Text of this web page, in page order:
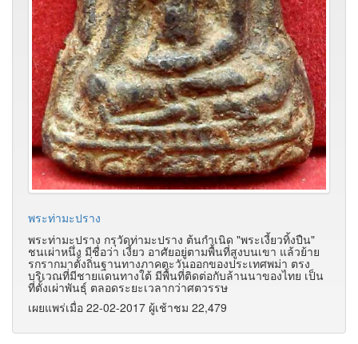
พระท่ามะปราง
พระท่ามะปราง กรุวัดท่ามะปราง ต้นกำเนิด "พระเงี้ยวทิ้งปืน"
ชนเผ่าหนึ่ง มีชื่อว่า เงี้ยว อาศัยอยู่ตามพื้นที่สูงบนเขา แล้วย้าย
รกรากมาตั้งถิ่นฐานทางภาคตะวันออกของประเทศพม่า ตรง
บริเวณที่มีชายแดนทางใต้ มีพื้นที่ติดต่อกับล้านนาของไทย เป็น
ที่ตั้งเผ่าพันธุ์ ตลอดระยะเวลากว่าศตวรรษ
เผยแพร่เมื่อ 22-02-2017 ผู้เช้าชม 22,479